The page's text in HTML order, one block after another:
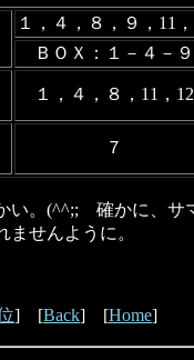
１，４，８，９，11
ＢＯＸ：１－４－９
１，４，８，11，12
７
。(^^;; 確かに、サマ
せんように。
] [Back] [Home]